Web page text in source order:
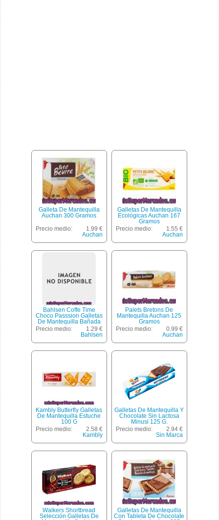
Galleta De Mantequilla
Auchan 300 Gramos
Precio medio:
1.99 €
Auchan
Galletas De Mantequilla
Ecológicas Auchan 167
Gramos
Precio medio:
1.55 €
Auchan
Bahlsen Coffe Time
Choco Passsion Galletas
De Mantequilla Bañada
En Chocolate Con Leche
Envase 143 G
Precio medio:
1.29 €
Bahlsen
Palets Bretons De
Mantequilla Auchan 125
Gramos
Precio medio:
0.99 €
Auchan
Kambly Butterfly Galletas
De Mantequilla Estuche
100 G
Precio medio:
2.58 €
Kambly
Galletas De Mantequilla Y
Chocolate Sin Lactosa
Minusl 125 G.
Precio medio:
2.94 €
Sin Marca
Walkers Shortbread
Selección Galletas De
Galletas De Mantequilla
Con Tableta De Chocolate